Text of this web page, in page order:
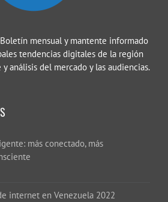
mensual y mantente informado
tendencias digitales de la región
análisis del mercado y las audiencias.
más conectado, más
internet en Venezuela 2022